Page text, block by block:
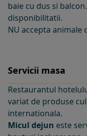
baie cu dus si
disponibilitatii.
NU accepta animale
Servicii masa
Restaurantul
variat de produse
internationala.
Micul dejun este